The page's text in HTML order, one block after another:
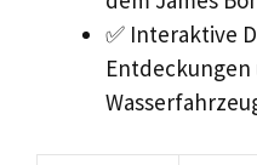
✅ Interaktive
Entdeckungen